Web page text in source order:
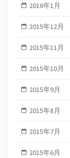
2016年1月
2015年12月
2015年11月
2015年10月
2015年9月
2015年8月
2015年7月
2015年6月